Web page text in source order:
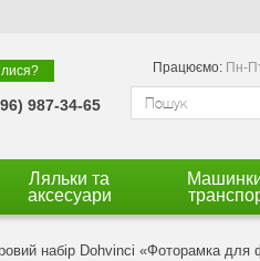
987-34-65
Працюємо: Пн-
Ляльки та
аксесуари
Машинки
набір Dohvinci «Фоторамка